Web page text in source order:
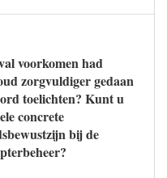
voorkomen had
zorgvuldiger gedaan
toelichten? Kunt u
concrete
bij de